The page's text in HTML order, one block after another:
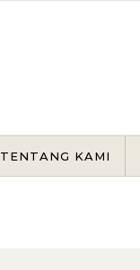
TENTANG KAMI